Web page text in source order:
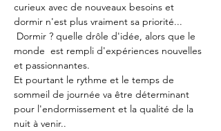
curieux avec de nouveaux besoins et
dormir n'est plus vraiment sa priorité...
Dormir ? quelle drôle d'idée, alors que le
monde  est rempli d'expériences nouvelles
et passionnantes.
Et pourtant le rythme et le temps de
sommeil de journée va être déterminant
pour l'endormissement et la qualité de la
nuit à venir..